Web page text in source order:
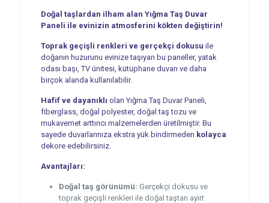
Doğal taşlardan ilham alan Yığma Taş Duvar
Paneli ile evinizin atmosferini kökten değiştirin!
Toprak geçişli renkleri ve gerçekçi dokusu ile
doğanın huzurunu evinize taşıyan bu paneller, yatak
odası başı, TV ünitesi, kütüphane duvarı ve daha
birçok alanda kullanılabilir.
Hafif ve dayanıklı olan Yığma Taş Duvar Paneli,
fiberglass, doğal polyester, doğal taş tozu ve
mukavemet arttırıcı malzemelerden üretilmiştir. Bu
sayede duvarlarınıza ekstra yük bindirmeden kolayca
dekore edebilirsiniz.
Avantajları:
Doğal taş görünümü: Gerçekçi dokusu ve
toprak geçişli renkleri ile doğal taştan ayırt